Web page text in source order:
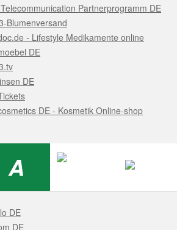
Partnerprogramm DE
Blumenversand
- Lifestyle Medikamente online
DE
DE
DE - Kosmetik Online-shop
A
DE
DE